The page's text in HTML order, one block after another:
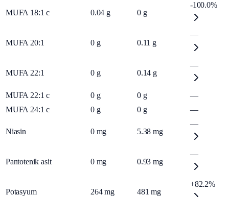
MUFA 18:1 c 0.04 g 0 g
-100.0%
MUFA 20:1 0 g 0.11 g
—
MUFA 22:1 0 g 0.14 g
—
MUFA 22:1 c 0 g 0 g
—
MUFA 24:1 c
0 g 0 g —
Niasin 0 mg 5.38 mg
—
Pantotenik asit 0 mg 0.93 mg
—
Potasyum 264 mg 481 mg
+82.2%